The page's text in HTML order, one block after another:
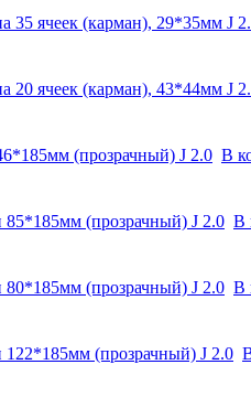
35 ячеек (карман), 29*35мм J
20 ячеек (карман), 43*44мм J
(прозрачный) J 2.0 В
85*185мм (прозрачный) J 2.0 В
80*185мм (прозрачный) J 2.0 В
122*185мм (прозрачный) J 2.0